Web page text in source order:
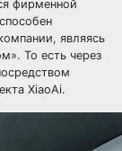
фирменной
являясь
То есть через
XiaoAi.